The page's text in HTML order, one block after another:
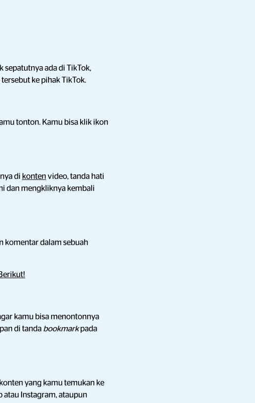
sepatutnya ada di TikTok,
ke pihak TikTok.
tonton. Kamu bisa klik ikon
di kontenvideo, tanda hati
dan mengkliknya kembali
komentar dalam sebuah
kamu bisa menontonnya
di tanda bookmarkpada
konten yang kamu temukan ke
atau Instagram, ataupun